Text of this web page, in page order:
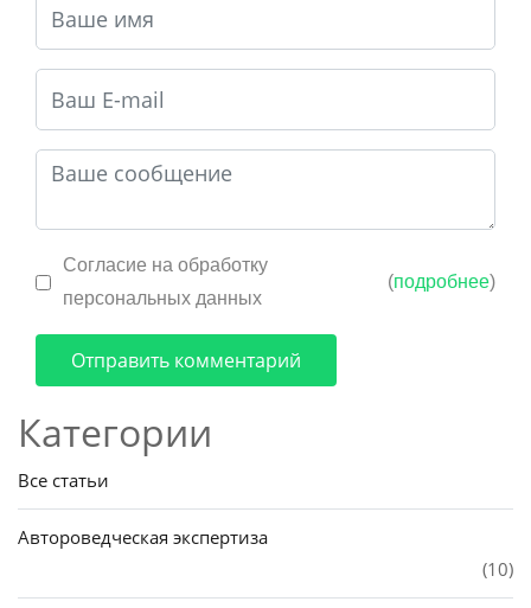
Согласие на обработку
персональных данных
(подробнее)
Отправить комментарий
Категории
Все статьи
Автороведческая экспертиза
(10)